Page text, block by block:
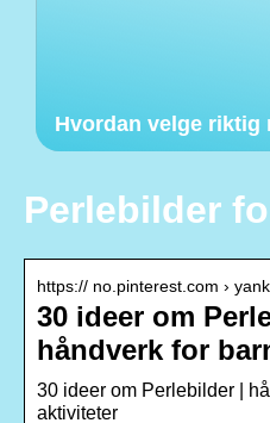
Hvordan velge riktig
Perlebilder
https:// no.pinterest.com ›
30 ideer om
håndverk for
30 ideer om Perlebilder |
aktiviteter